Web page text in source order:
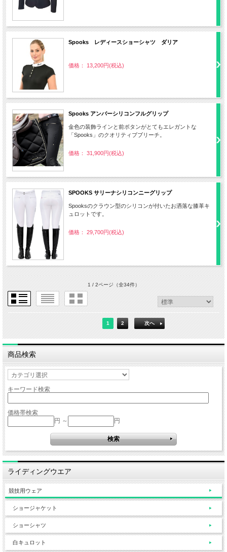
Spooks レディースショーシャツ ダリア
価格： 13,200円(税込)
Spooks アンバーシリコンフルグリップ
金色の装飾ラインと前ボタンがとてもエレガントな
「Spooks」のクオリティブブリーチ。
価格： 31,900円(税込)
SPOOKS サリーナシリコンニーグリップ
Spooksのクラウン型のシリコンが付いたお洒落な膝革キ
ュロットです。
価格： 29,700円(税込)
1 / 2ページ（全34件）
1 2 次へ
商品検索
キーワード検索
価格帯検索
円 ～
円
ライディングウエア
競技用ウェア
ショージャケット
ショーシャツ
白キュロット